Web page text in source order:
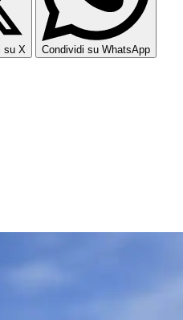
su X Condividi su WhatsApp